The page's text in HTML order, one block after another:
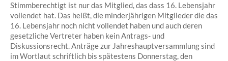
Stimmberechtigt ist nur das Mitglied, das dass 16. Lebensjahr
vollendet hat. Das heißt, die minderjährigen Mitglieder die das
16. Lebensjahr noch nicht vollendet haben und auch deren
gesetzliche Vertreter haben kein Antrags- und
Diskussionsrecht. Anträge zur Jahreshauptversammlung sind
im Wortlaut schriftlich bis spätestens Donnerstag, den